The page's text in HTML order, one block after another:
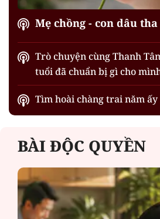
Mẹ chồng - con dâu
Trò chuyện cùng Thanh
tuổi đã chuẩn bị gì cho
Tìm hoài chàng trai năm ấy
BÀI ĐỘC QUYỀN